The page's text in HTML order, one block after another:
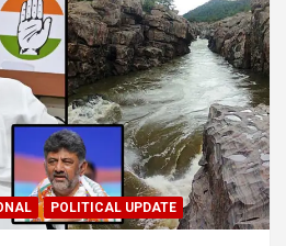
POLITICAL UPDATE